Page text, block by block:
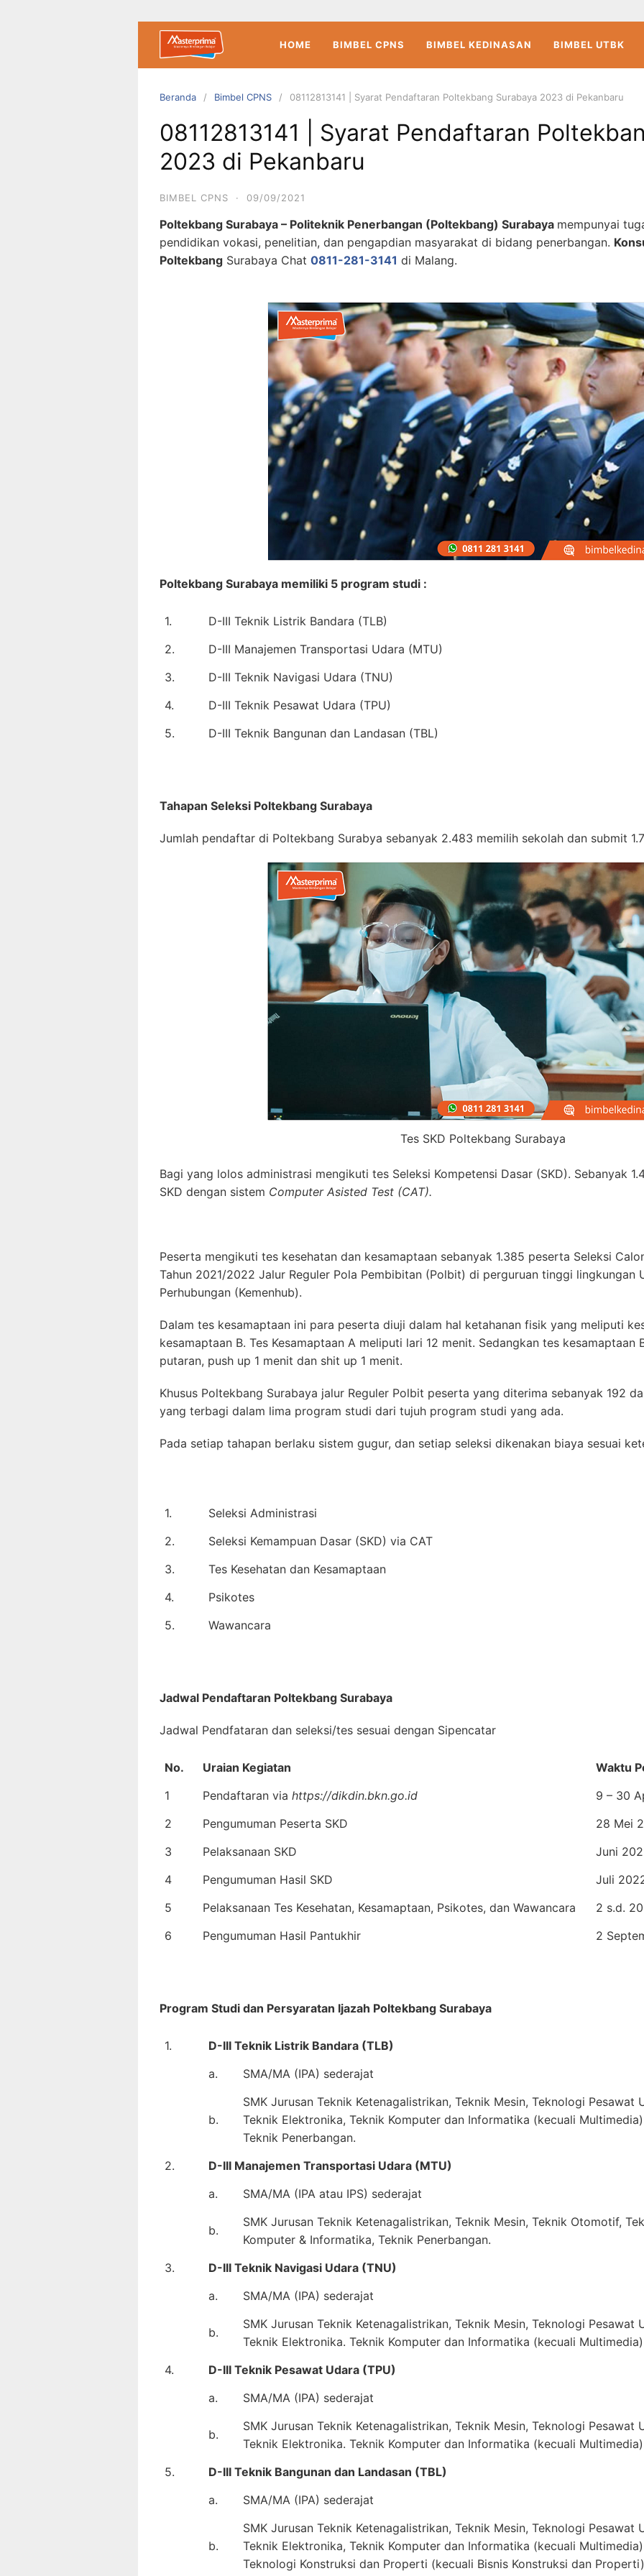
HOME BIMBEL CPNS BIMBEL KEDINASAN BIMBEL UTBK
Beranda Bimbel CPNS 08112813141 | Syarat Pendaftaran Poltekbang Surabaya 2023 di Pekanbaru
08112813141 | Syarat Pendaftaran
2023 di Pekanbaru
BIMBEL CPNS · 09/09/2021
Poltekbang Surabaya – Politeknik Penerbangan (Poltekbang) Surabaya mempunyai
pendidikan vokasi, penelitian, dan pengapdian masyarakat di bidang penerbangan.
Poltekbang Surabaya Chat 0811-281-3141 di Malang.
Poltekbang Surabaya memiliki 5 program studi :
1.
D-III Teknik Listrik Bandara (TLB)
2.
D-III Manajemen Transportasi Udara (MTU)
3.
D-III Teknik Navigasi Udara (TNU)
4.
D-III Teknik Pesawat Udara (TPU)
5.
D-III Teknik Bangunan dan Landasan (TBL)
Tahapan Seleksi Poltekbang Surabaya
Jumlah pendaftar di Poltekbang Surabya sebanyak 2.483 memilih sekolah dan submit
Tes SKD Poltekbang Surabaya
Bagi yang lolos administrasi mengikuti tes Seleksi Kompetensi Dasar (SKD). Sebanyak
SKD dengan sistem Computer Asisted Test (CAT).
Peserta mengikuti tes kesehatan dan kesamaptaan sebanyak 1.385 peserta Seleksi
Tahun 2021/2022 Jalur Reguler Pola Pembibitan (Polbit) di perguruan tinggi lingkungan
Perhubungan (Kemenhub).
Dalam tes kesamaptaan ini para peserta diuji dalam hal ketahanan fisik yang meliputi
kesamaptaan B. Tes Kesamaptaan A meliputi lari 12 menit. Sedangkan tes kesamaptaan
putaran, push up 1 menit dan shit up 1 menit.
Khusus Poltekbang Surabaya jalur Reguler Polbit peserta yang diterima sebanyak 192
yang terbagi dalam lima program studi dari tujuh program studi yang ada.
Pada setiap tahapan berlaku sistem gugur, dan setiap seleksi dikenakan biaya sesuai
1.
Seleksi Administrasi
2.
Seleksi Kemampuan Dasar (SKD) via CAT
3.
Tes Kesehatan dan Kesamaptaan
4.
Psikotes
5.
Wawancara
Jadwal Pendaftaran Poltekbang Surabaya
Jadwal Pendfataran dan seleksi/tes sesuai dengan Sipencatar
No. Uraian Kegiatan
Waktu
1
Pendaftaran via https://dikdin.bkn.go.id
9 – 30
2
Pengumuman Peserta SKD
28 Mei
3
Pelaksanaan SKD
Juni
4
Pengumuman Hasil SKD
Juli
5
Pelaksanaan Tes Kesehatan, Kesamaptaan, Psikotes, dan Wawancara
2 s.d.
6
Pengumuman Hasil Pantukhir 2
Program Studi dan Persyaratan Ijazah Poltekbang Surabaya
1.
D-III Teknik Listrik Bandara (TLB)
a.
SMA/MA (IPA) sederajat
b.
SMK Jurusan Teknik Ketenagalistrikan, Teknik Mesin, Teknologi Pesawat
Teknik Elektronika, Teknik Komputer dan Informatika (kecuali
Teknik Penerbangan.
2.
D-III Manajemen Transportasi Udara (MTU)
a.
SMA/MA (IPA atau IPS) sederajat
b.
SMK Jurusan Teknik Ketenagalistrikan, Teknik Mesin, Teknik Otomotif,
Komputer & Informatika, Teknik Penerbangan.
3.
D-III Teknik Navigasi Udara (TNU)
a.
SMA/MA (IPA) sederajat
b.
SMK Jurusan Teknik Ketenagalistrikan, Teknik Mesin, Teknologi Pesawat
Teknik Elektronika. Teknik Komputer dan Informatika (kecuali
4.
D-III Teknik Pesawat Udara (TPU)
a.
SMA/MA (IPA) sederajat
b.
SMK Jurusan Teknik Ketenagalistrikan, Teknik Mesin, Teknologi Pesawat
Teknik Elektronika. Teknik Komputer dan Informatika (kecuali
5.
D-III Teknik Bangunan dan Landasan (TBL)
a.
SMA/MA (IPA) sederajat
b.
SMK Jurusan Teknik Ketenagalistrikan, Teknik Mesin, Teknologi Pesawat
Teknik Elektronika, Teknik Komputer dan Informatika (kecuali
Teknologi Konstruksi dan Properti (kecuali Bisnis Konstruksi dan